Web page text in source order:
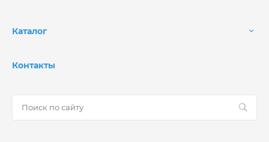
Каталог
Контакты